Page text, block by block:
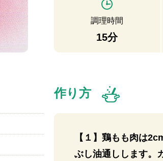
調理時間
15分
作り方
【１】鶏もも肉は
ぶし油通しします。